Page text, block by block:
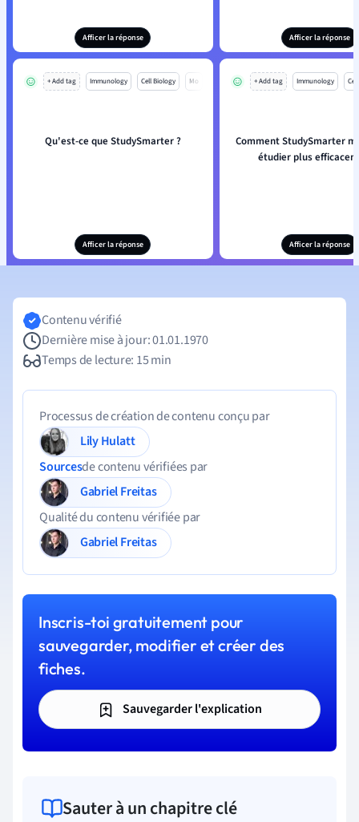
Afficer la réponse Afficer la réponse
+ Add tag Immunology Cell Biology Mo
Qu'est-ce que StudySmarter ?
Afficer la réponse
+ Add tag Immunology
Comment StudySmarter
étudier plus
Afficer la réponse
Contenu vérifié
Dernière mise à jour: 01.01.1970
Temps de lecture: 15 min
Processus de création de contenu conçu par
Lily Hulatt
Sourcesde contenu vérifiées par
Gabriel Freitas
Qualité du contenu vérifiée par
Gabriel Freitas
Inscris-toi gratuitement pour
sauvegarder, modifier et créer des
fiches.
Sauvegarder l'explication
Sauter à un chapitre clé